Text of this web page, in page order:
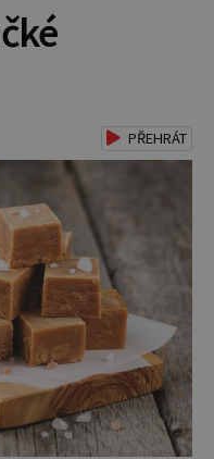
PŘEHRÁT